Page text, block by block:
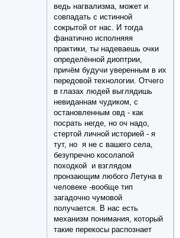
ведь нагвализма, может и
совпадать с истинной
сокрытой от нас. И тогда
фанатично исполняяя
практики, ты надеваешь очки
определённой диоптрии,
причём будучи уверенным в их
передовой технологии. Отчего
в глазах людей выглядишь
невиданнам чудиком, с
остановленным овд - как
посрать негде, но оч надо,
стертой личной историей - я
тут, но я не с вашего села,
безупречно косолапой
походкой и взглядом
пронзающим любого Летуна в
человеке -вообще тип
загадочно чумовой
получается. В нас есть
механизм понимания, который
такие перекосы распознает